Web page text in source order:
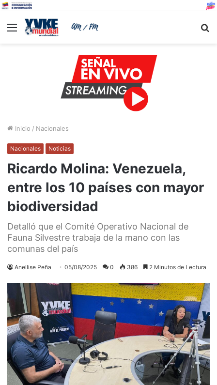
Menu
Inicio / Nacionales
Nacionales Noticias
Ricardo Molina: Venezuela,
entre los 10 países con mayor
biodiversidad
Detalló que el Comité Operativo Nacional de
Fauna Silvestre trabaja de la mano con las
comunas del país
Anellise Peña 05/08/2025 0 386 2 Minutos de Lectura